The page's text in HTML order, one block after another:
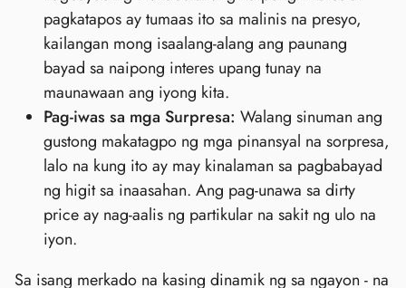
pagkatapos ay tumaas ito sa malinis na presyo,
kailangan mong isaalang-alang ang paunang
bayad sa naipong interes upang tunay na
maunawaan ang iyong kita.
Pag-iwas sa mga Surpresa: Walang sinuman ang
gustong makatagpo ng mga pinansyal na sorpresa,
lalo na kung ito ay may kinalaman sa pagbabayad
ng higit sa inaasahan. Ang pag-unawa sa dirty
price ay nag-aalis ng partikular na sakit ng ulo na
iyon.
Sa isang merkado na kasing dinamik ng sa ngayon - na